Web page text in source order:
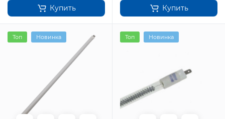
Купить Купить
Топ Новинка Топ Новинка